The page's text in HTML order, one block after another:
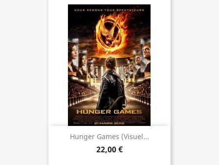
Hunger Games (visuel...
22,00 €